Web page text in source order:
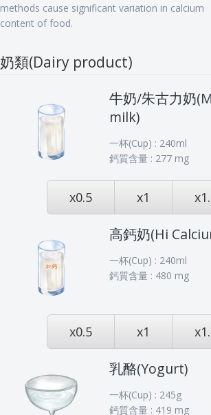
methods cause significant variation in calcium
content of food.
奶類(Dairy product)
牛奶/朱古力奶
milk)
一杯(Cup) : 240ml
鈣質含量 : 277 mg
x0.5 x1
高鈣奶(Hi
一杯(Cup) : 240ml
鈣質含量 : 480 mg
x0.5 x1
乳酪(Yogurt)
一杯(Cup) : 245g
鈣質含量 : 419 mg